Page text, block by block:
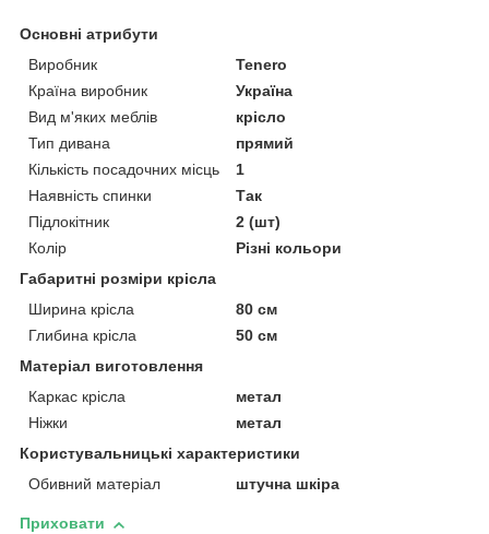
Основні атрибути
Виробник
Tenero
Країна виробник
Україна
Вид м'яких меблів
крісло
Тип дивана
прямий
Кількість посадочних місць
1
Наявність спинки
Так
Підлокітник
2 (шт)
Колір
Різні кольори
Габаритні розміри крісла
Ширина крісла
80 см
Глибина крісла
50 см
Матеріал виготовлення
Каркас крісла
метал
Ніжки
метал
Користувальницькі характеристики
Обивний матеріал
штучна шкіра
Приховати